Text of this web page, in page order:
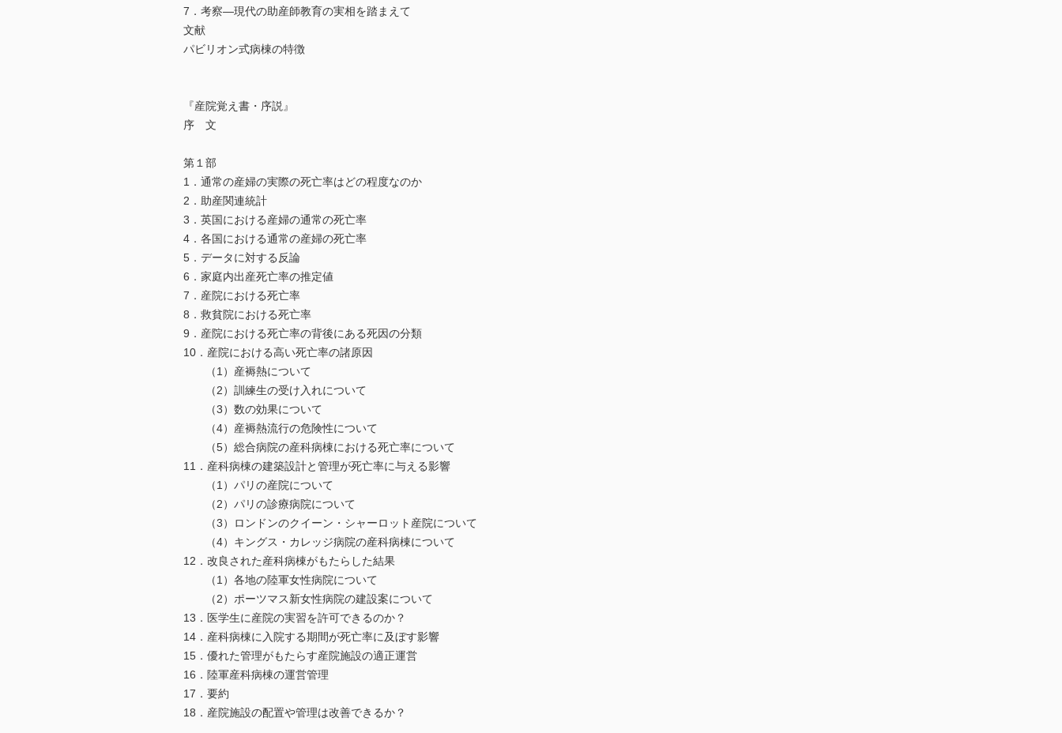
7．考察―現代の助産師教育の実相を踏まえて
文献
パビリオン式病棟の特徴
『産院覚え書・序説』
序 文
第１部
1．通常の産婦の実際の死亡率はどの程度なのか
2．助産関連統計
3．英国における産婦の通常の死亡率
4．各国における通常の産婦の死亡率
5．データに対する反論
6．家庭内出産死亡率の推定値
7．産院における死亡率
8．救貧院における死亡率
9．産院における死亡率の背後にある死因の分類
10．産院における高い死亡率の諸原因
（1）産褥熱について
（2）訓練生の受け入れについて
（3）数の効果について
（4）産褥熱流行の危険性について
（5）総合病院の産科病棟における死亡率について
11．産科病棟の建築設計と管理が死亡率に与える影響
（1）パリの産院について
（2）パリの診療病院について
（3）ロンドンのクイーン・シャーロット産院について
（4）キングス・カレッジ病院の産科病棟について
12．改良された産科病棟がもたらした結果
（1）各地の陸軍女性病院について
（2）ポーツマス新女性病院の建設案について
13．医学生に産院の実習を許可できるのか？
14．産科病棟に入院する期間が死亡率に及ぼす影響
15．優れた管理がもたらす産院施設の適正運営
16．陸軍産科病棟の運営管理
17．要約
18．産院施設の配置や管理は改善できるか？